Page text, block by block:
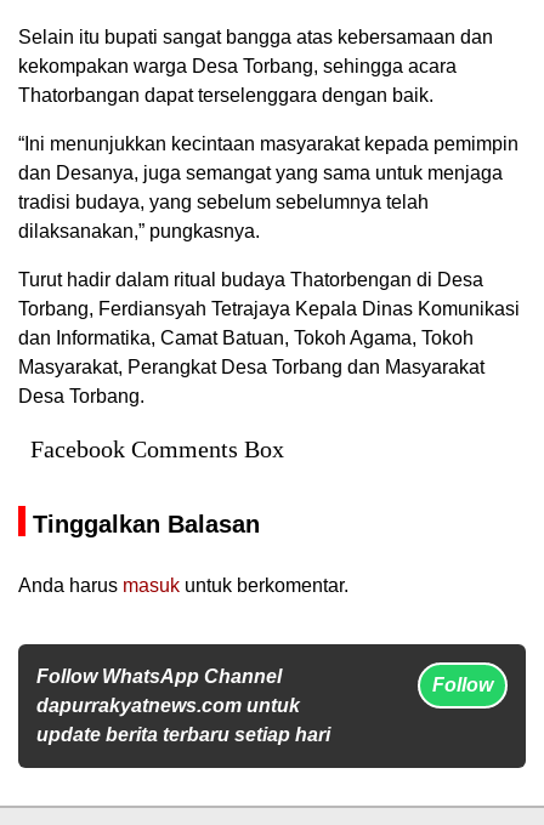
Selain itu bupati sangat bangga atas kebersamaan dan
kekompakan warga Desa Torbang, sehingga acara
Thatorbangan dapat terselenggara dengan baik.
“Ini menunjukkan kecintaan masyarakat kepada pemimpin
dan Desanya, juga semangat yang sama untuk menjaga
tradisi budaya, yang sebelum sebelumnya telah
dilaksanakan,” pungkasnya.
Turut hadir dalam ritual budaya Thatorbengan di Desa
Torbang, Ferdiansyah Tetrajaya Kepala Dinas Komunikasi
dan Informatika, Camat Batuan, Tokoh Agama, Tokoh
Masyarakat, Perangkat Desa Torbang dan Masyarakat
Desa Torbang.
Facebook Comments Box
Tinggalkan Balasan
Anda harus masuk untuk berkomentar.
Follow WhatsApp Channel
dapurrakyatnews.com untuk
update berita terbaru setiap hari
Follow